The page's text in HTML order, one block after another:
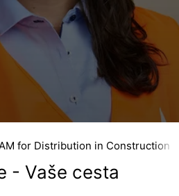
for Distribution in Construction
- Vaše cesta